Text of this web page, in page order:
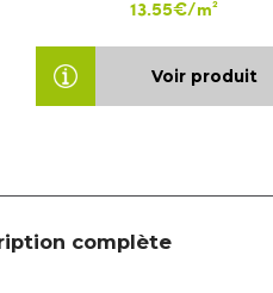
13.55€/m²
Voir produit
complète